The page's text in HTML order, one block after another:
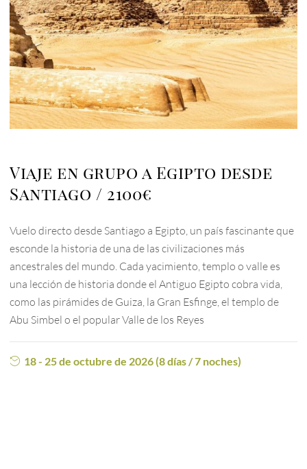
Viaje en grupo a Egipto desde
Santiago
2100€
Vuelo directo desde Santiago a Egipto, un país fascinante que
esconde la historia de una de las civilizaciones más
ancestrales del mundo. Cada yacimiento, templo o valle es
una lección de historia donde el Antiguo Egipto cobra vida,
como las pirámides de Guiza, la Gran Esfinge, el templo de
Abu Simbel o el popular Valle de los Reyes
18 - 25 de octubre de 2026 (8 días / 7 noches)